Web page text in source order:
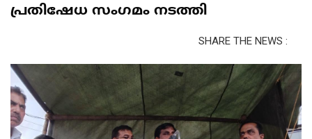
പ്രതിഷേധ സംഗമം നടത്തി
SHARE THE NEWS :